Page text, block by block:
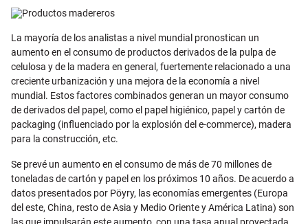
Email
La mayoría de los analistas a nivel mundial pronostican un
aumento en el consumo de productos derivados de la pulpa de
celulosa y de la madera en general, fuertemente relacionado a una
creciente urbanización y una mejora de la economía a nivel
mundial. Estos factores combinados generan un mayor consumo
de derivados del papel, como el papel higiénico, papel y cartón de
packaging (influenciado por la explosión del e-commerce), madera
para la construcción, etc.
Se prevé un aumento en el consumo de más de 70 millones de
toneladas de cartón y papel en los próximos 10 años. De acuerdo a
datos presentados por Pöyry, las economías emergentes (Europa
del este, China, resto de Asia y Medio Oriente y América Latina) son